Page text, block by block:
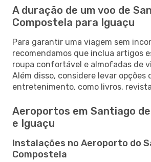
A duração de um voo de
Compostela para Iguaçu
Para garantir uma viagem sem
recomendamos que inclua artigos
roupa confortável e almofadas de
Além disso, considere levar opções
entretenimento, como livros,
Aeroportos em Santiago
e Iguaçu
Instalações no Aeroporto do
Compostela